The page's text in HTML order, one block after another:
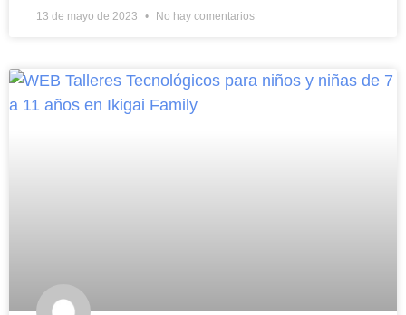
13 de mayo de 2023 No hay comentarios